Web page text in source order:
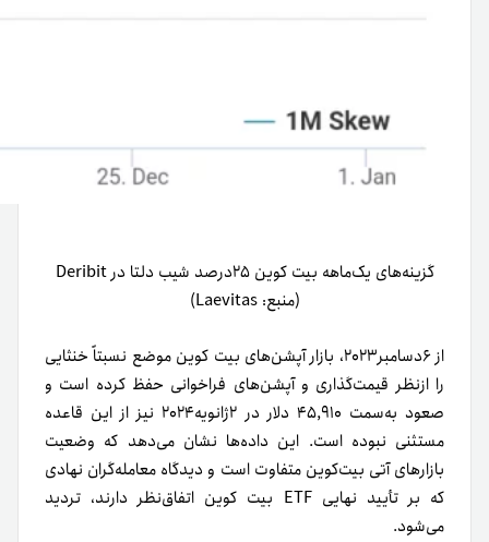
گزینه‌های یک‌ماهه بیت کوین ۲۵درصد شیب دلتا در Deribit
(منبع: Laevitas)
از ۶دسامبر‌۲۰۲۳، بازار آپشن‌های بیت کوین موضع نسبتاً خنثایی
را از‌نظر قیمت‌گذاری و آپشن‌های فراخوانی حفظ کرده است و
صعود به‌سمت ۴۵,۹۱۰ دلار در ۲‌ژانویه۲۰۲۴ نیز از این قاعده
مستثنی نبوده است. این داده‌ها نشان می‌دهد که وضعیت
بازارهای آتی بیت‌کوین متفاوت است و دیدگاه معامله‌گران نهادی
که بر تأیید نهایی ETF بیت کوین اتفاق‌نظر دارند، تردید
می‌شود.